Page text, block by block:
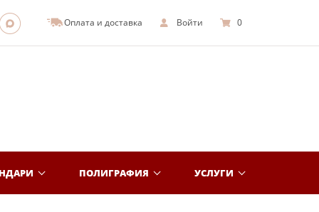
Оплата и доставка Войти 0
ПОЛИГРАФИЯ УСЛУГИ